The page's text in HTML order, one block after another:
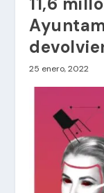
25 enero, 2022